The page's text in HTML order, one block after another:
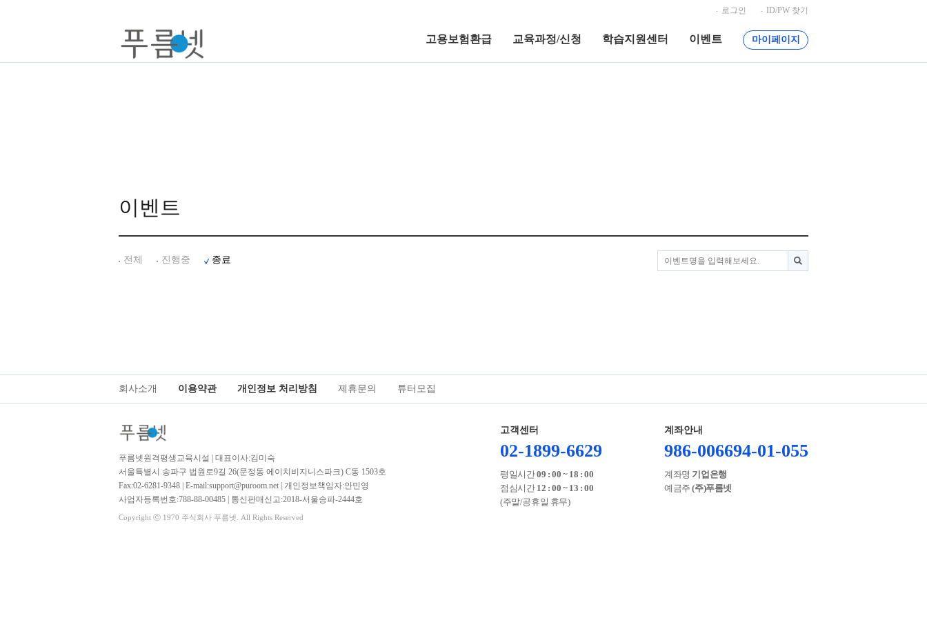
로그인 ID/PW 찾기
고용보험환급 교육과정/신청 학습지원센터 이벤트 마이페이지
이벤트
전체 진행중 종료
회사소개 이용약관 개인정보 처리방침 제휴문의 튜터모집
푸름넷원격평생교육시설 | 대표이사:김미숙
서울특별시 송파구 법원로9길 26(문정동 에이치비지니스파크) C동 1503호
Fax:02-6281-9348 | E-mail:support@puroom.net | 개인정보책임자:안민영
사업자등록번호:788-88-00485 | 통신판매신고:2018-서울송파-2444호
Copyright ⓒ 1970 주식회사 푸름넷. All Rights Reserved
고객센터
02-1899-6629
평일시간09 : 00 ~ 18 : 00
점심시간 12 : 00 ~ 13 : 00
(주말/공휴일 휴무)
계좌안내
986-006694-01-055
계좌명 기업은행
예금주(주)푸름넷